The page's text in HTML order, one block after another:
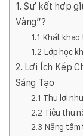
1. Sự kết hợp
Vàng”?
1.1 Khát
1.2 Lớp học
2. Lợi Ích Kép
Sáng Tạo
2.1 Thu lợi
2.2 Tiêu thụ
2.3 Nâng